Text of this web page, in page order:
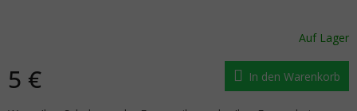
Auf Lager
5 € In den Warenkorb